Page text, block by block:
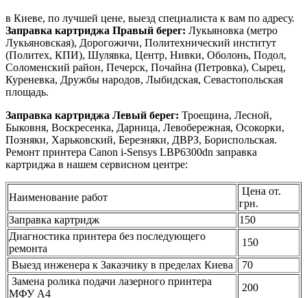
в Киеве, по лучшей цене, выезд специалиста к вам по адресу.
Заправка картриджа Правый берег: Лукьяновка (метро
Лукьяновская), Дорогожичи, Политехнический институт
(Политех, КПИ), Шулявка, Центр, Нивки, Оболонь, Подол,
Соломенский район, Печерск, Почайна (Петровка), Сырец,
Куреневка, Дружбы народов, Лыбидская, Севастопольская
площадь.
Заправка картриджа Левый берег: Троещина, Лесной,
Быковня, Воскресенка, Дарница, Левобережная, Осокорки,
Позняки, Харьковский, Березняки, ДВРЗ, Бориспольская.
Ремонт принтера Canon i-Sensys LBP6300dn заправка
картриджа в нашем сервисном центре:
Наименование работ
Цена от.
грн.
Заправка картридж
150
Диагностика принтера без последующего
ремонта
150
Выезд инженера к Заказчику в пределах Киева
70
Замена ролика подачи лазерного принтера
МФУ А4
200